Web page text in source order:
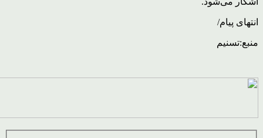
انتهای پیام/
منبع:تسنیم